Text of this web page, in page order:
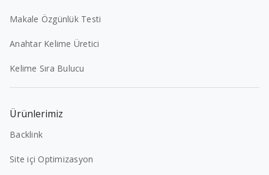
Makale Özgünlük Testi
Anahtar Kelime Üretici
Kelime Sıra Bulucu
Ürünlerimiz
Backlink
Site içi Optimizasyon